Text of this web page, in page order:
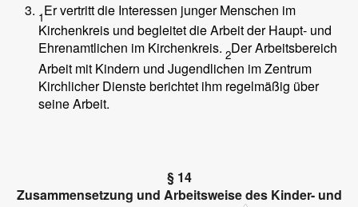
1Er vertritt die Interessen junger Menschen im
Kirchenkreis und begleitet die Arbeit der Haupt- und
Ehrenamtlichen im Kirchenkreis. 2Der Arbeitsbereich
Arbeit mit Kindern und Jugendlichen im Zentrum
Kirchlicher Dienste berichtet ihm regelmäßig über
seine Arbeit.
§ 14
Zusammensetzung und Arbeitsweise des Kinder- und